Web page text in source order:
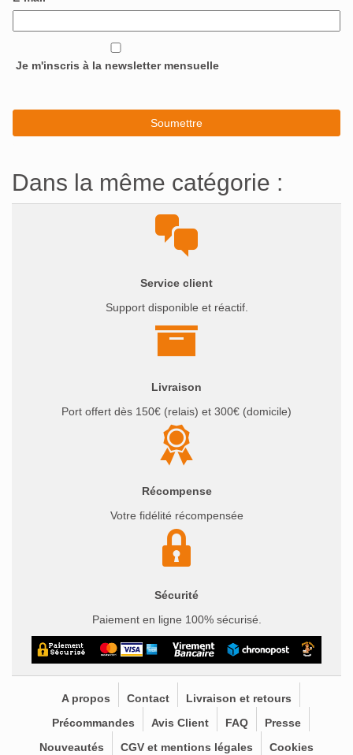
Je m'inscris à la newsletter mensuelle
Dans la même catégorie :
Service client
Support disponible et réactif.
Livraison
Port offert dès 150€ (relais) et 300€ (domicile)
Récompense
Votre fidélité récompensée
Sécurité
Paiement en ligne 100% sécurisé.
A propos Contact
Livraison et retours
Précommandes
Avis Client FAQ
Presse
Nouveautés
CGV et mentions légales Cookies